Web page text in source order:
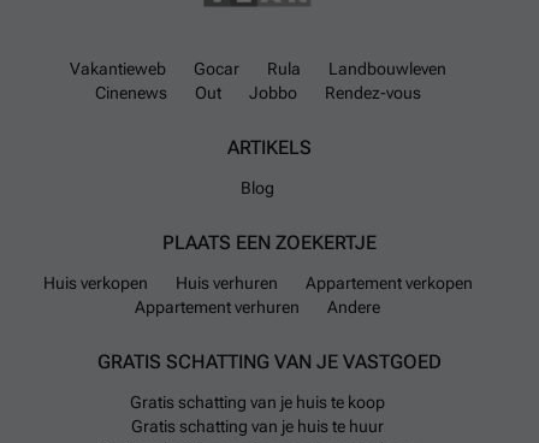
Vakantieweb Gocar Rula
Landbouwleven
Cinenews
Out Jobbo Rendez-vous
ARTIKELS
Blog
PLAATS EEN ZOEKERTJE
Huis verkopen Huis verhuren
Appartement verkopen
Appartement verhuren
Andere
GRATIS SCHATTING VAN JE VASTGOED
Gratis schatting van je huis te koop
Gratis schatting van je huis te huur